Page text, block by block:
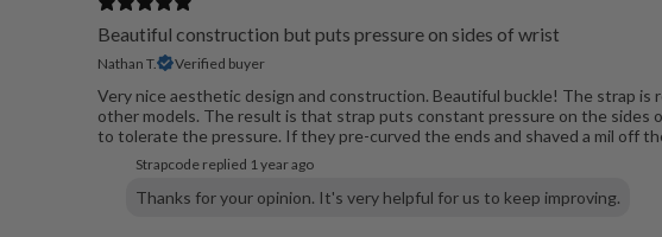
Beautiful construction but puts pressure on sides of wrist
Nathan T. Verified buyer
Very nice aesthetic design and construction. Beautiful buckle! The strap
other models. The result is that strap puts constant pressure on the sides
to tolerate the pressure. If they pre-curved the ends and shaved a mil off
Strapcode replied 1 year ago
Thanks for your opinion. It's very helpful for us to keep improving.